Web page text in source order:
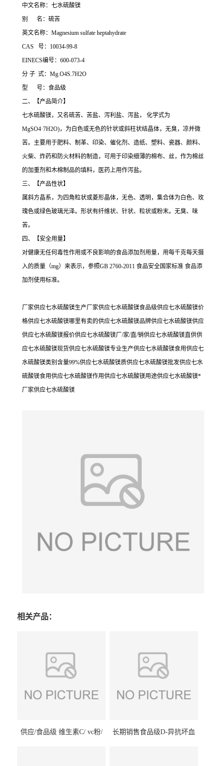
中文名称：七水硫酸镁
别 名：硫苦
英文名称：Magnesium sulfate heptahydrate
CAS 号：10034-99-8
EINECS编号：600-073-4
分 子 式：Mg.O4S.7H2O
型 号：食品级
二、【产品简介】
七水硫酸镁，又名硫苦、苦盐、泻利盐、泻盐， 化学式为
MgSO4·7H2O)，为白色或无色的针状或斜柱状结晶体，无臭，凉并微
苦。主要用于肥料、制革、印染、催化剂、造纸、塑料、瓷器、颜料、
火柴、炸药和防火材料的制造，可用于印染细薄的棉布、丝，作为棉丝
的加重剂和木棉制品的填料，医药上用作泻盐。
三、【产品性状】
属斜方晶系，为四角粒状或菱形晶体，无色、透明，集合体为白色、玫
瑰色或绿色玻璃光泽。形状有纤维状、针状、粒状或粉末。无臭、味
苦。
四、【安全用量】
对健康无任何毒性作用或不良影响的食品添加剂用量，用每千克每天摄
入的质量（mg）来表示，参照GB 2760-2011 食品安全国家标准 食品添
加剂使用标准。
厂家供应七水硫酸镁生产厂家供应七水硫酸镁食品级供应七水硫酸镁价
格供应七水硫酸镁哪里有卖的供应七水硫酸镁品牌供应七水硫酸镁供应
供应七水硫酸镁报价供应七水硫酸镁厂/家/直/销供应七水硫酸镁直供供
应七水硫酸镁现货供应七水硫酸镁专业生产供应七水硫酸镁食用供应七
水硫酸镁类别含量99%供应七水硫酸镁质供应七水硫酸镁批发供应七水
硫酸镁食用供应七水硫酸镁作用供应七水硫酸镁用途供应七水硫酸镁*
厂家供应七水硫酸镁
相关产品：
供应/食品级 维生素C/ vc粉/
长期销售食品级D-异抗坏血